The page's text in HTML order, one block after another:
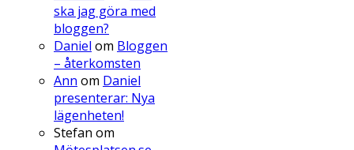
ska jag göra med
bloggen?
Daniel om Bloggen
– återkomsten
Ann om Daniel
presenterar: Nya
lägenheten!
Stefan om